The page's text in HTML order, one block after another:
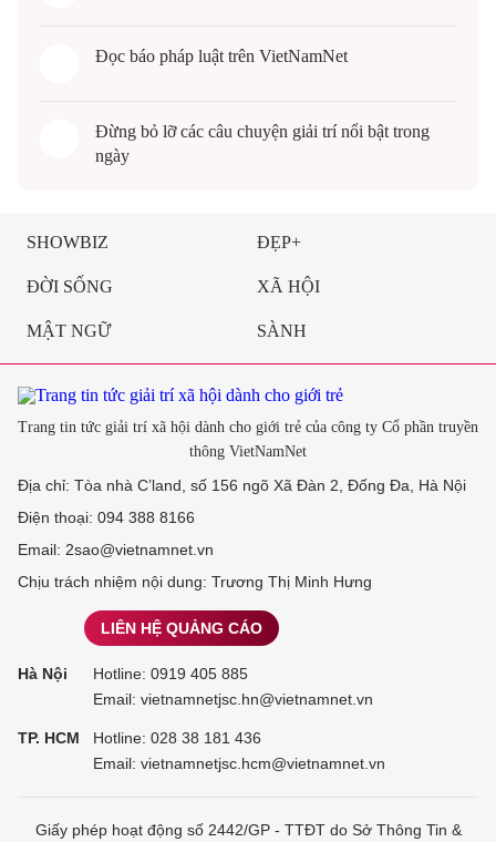
Đọc báo pháp luật trên VietNamNet
Đừng bỏ lỡ các câu chuyện giải trínổi bật trong
ngày
SHOWBIZ ĐẸP+
ĐỜI SỐNG XÃ HỘI
MẬT NGỮ SÀNH
Trang tin tức giải trí xã hội dành cho giới trẻ của công ty Cổ phần truyền
thông VietNamNet
Địa chỉ: Tòa nhà C’land, số 156 ngõ Xã Đàn 2, Đống Đa, Hà Nội
Điện thoại: 094 388 8166
Email: 2sao@vietnamnet.vn
Chịu trách nhiệm nội dung: Trương Thị Minh Hưng
LIÊN HỆ QUẢNG CÁO
Hà Nội Hotline: 0919 405 885
Email: vietnamnetjsc.hn@vietnamnet.vn
TP. HCM Hotline: 028 38 181 436
Email: vietnamnetjsc.hcm@vietnamnet.vn
Giấy phép hoạt động số 2442/GP - TTĐT do Sở Thông Tin &